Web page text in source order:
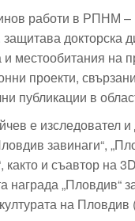
работи в РПНМ –
защитава докторска
местообитания на
проекти,
публикации в
е изследовател
завинаги“,
както и съавтор на
награда „Пловдив“
на Пловдив